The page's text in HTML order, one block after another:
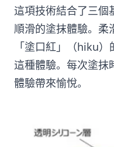
這項技術結合了三個
順滑的塗抹體驗。柔
「塗口紅」（hiku
這種體驗。每次塗抹
體驗帶來愉悅。